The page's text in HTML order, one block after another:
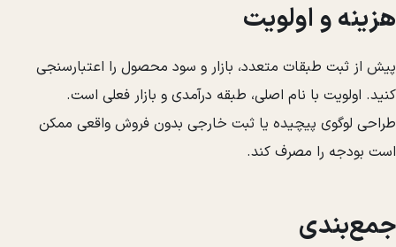
هزینه و اولویت
پیش از ثبت طبقات متعدد، بازار و سود محصول را اعتبارسنجی
کنید. اولویت با نام اصلی، طبقه درآمدی و بازار فعلی است.
طراحی لوگوی پیچیده یا ثبت خارجی بدون فروش واقعی ممکن
است بودجه را مصرف کند.
جمع‌بندی